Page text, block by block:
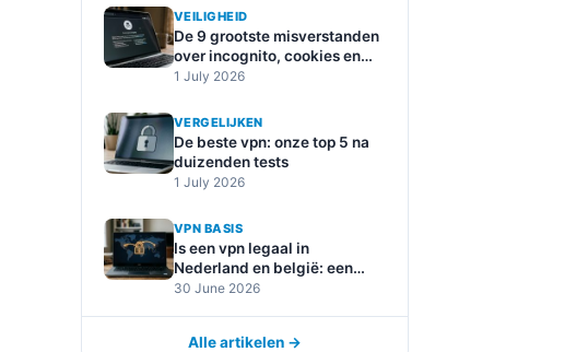
VEILIGHEID
De 9 grootste misverstanden
over incognito, cookies en
online tracking
1 July 2026
VERGELIJKEN
De beste vpn: onze top 5 na
duizenden tests
1 July 2026
VPN BASIS
Is een vpn legaal in
Nederland en belgië: een
duidelijke uitleg
30 June 2026
Alle artikelen →